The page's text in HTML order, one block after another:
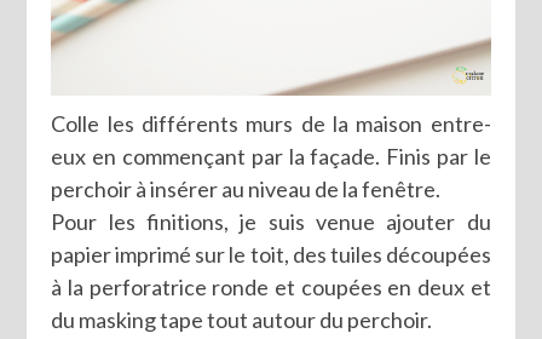
Colle les différents murs de la maison entre-
eux en commençant par la façade. Finis par le
perchoir à insérer au niveau de la fenêtre.
Pour les finitions, je suis venue ajouter du
papier imprimé sur le toit, des tuiles découpées
à la perforatrice ronde et coupées en deux et
du masking tape tout autour du perchoir.